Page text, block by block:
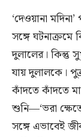
‘দেওয়ানা
সঙ্গে ঘটনাক্রমে
দুলালের। কিন্তু
যায় দুলালকে।
কাঁদতে কাঁদতে
শুনি—‘ভরা
সঙ্গে এভাবেই